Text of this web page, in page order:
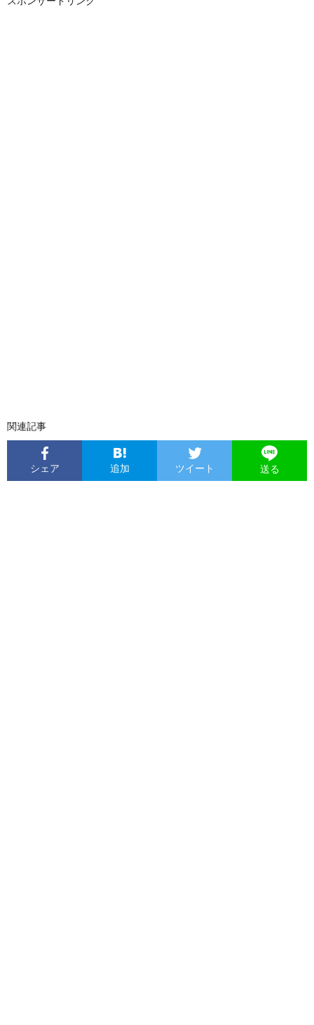
関連記事
シェア 追加 ツイート 送る